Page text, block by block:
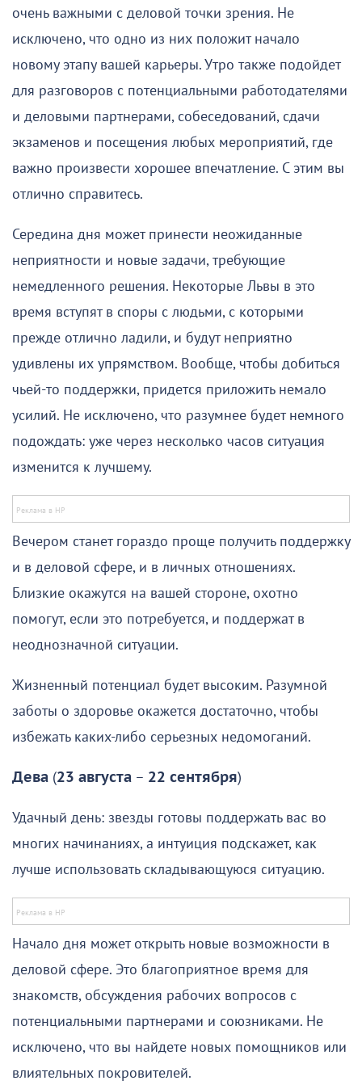
очень важными с деловой точки зрения. Не
исключено, что одно из них положит начало
новому этапу вашей карьеры. Утро также подойдет
для разговоров с потенциальными работодателями
и деловыми партнерами, собеседований, сдачи
экзаменов и посещения любых мероприятий, где
важно произвести хорошее впечатление. С этим вы
отлично справитесь.
Середина дня может принести неожиданные
неприятности и новые задачи, требующие
немедленного решения. Некоторые Львы в это
время вступят в споры с людьми, с которыми
прежде отлично ладили, и будут неприятно
удивлены их упрямством. Вообще, чтобы добиться
чьей-то поддержки, придется приложить немало
усилий. Не исключено, что разумнее будет немного
подождать: уже через несколько часов ситуация
изменится к лучшему.
Вечером станет гораздо проще получить поддержку
и в деловой сфере, и в личных отношениях.
Близкие окажутся на вашей стороне, охотно
помогут, если это потребуется, и поддержат в
неоднозначной ситуации.
Жизненный потенциал будет высоким. Разумной
заботы о здоровье окажется достаточно, чтобы
избежать каких-либо серьезных недомоганий.
Дева (23 августа – 22 сентября)
Удачный день: звезды готовы поддержать вас во
многих начинаниях, а интуиция подскажет, как
лучше использовать складывающуюся ситуацию.
Начало дня может открыть новые возможности в
деловой сфере. Это благоприятное время для
знакомств, обсуждения рабочих вопросов с
потенциальными партнерами и союзниками. Не
исключено, что вы найдете новых помощников или
влиятельных покровителей.